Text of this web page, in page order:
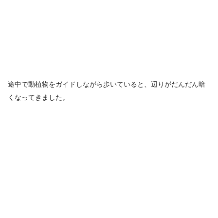
途中で動植物をガイドしながら歩いていると、辺りがだんだん暗
くなってきました。